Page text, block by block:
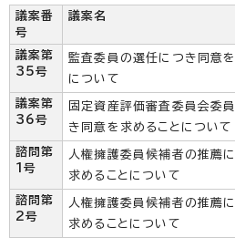
議案番
号
議案名
議案第
35号
監査委員の選任につき同意
について
議案第
36号
固定資産評価審査委員会委
き同意を求めることについて
諮問第
1号
人権擁護委員候補者の推薦
求めることについて
諮問第
2号
人権擁護委員候補者の推薦
求めることについて